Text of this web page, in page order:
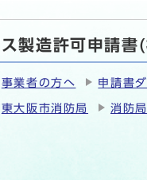
製造許可申請
事業者の方へ 申請書
東大阪市消防局 消防